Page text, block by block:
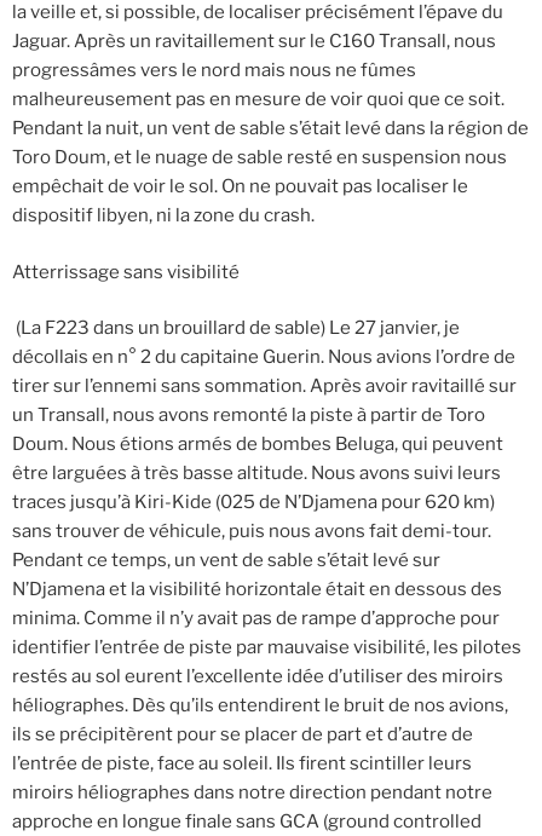
la veille et, si possible, de localiser précisément l’épave du
Jaguar. Après un ravitaillement sur le C160 Transall, nous
progressâmes vers le nord mais nous ne fûmes
malheureusement pas en mesure de voir quoi que ce soit.
Pendant la nuit, un vent de sable s’était levé dans la région de
Toro Doum, et le nuage de sable resté en suspension nous
empêchait de voir le sol. On ne pouvait pas localiser le
dispositif libyen, ni la zone du crash.
Atterrissage sans visibilité
(La F223 dans un brouillard de sable) Le 27 janvier, je
décollais en n° 2 du capitaine Guerin. Nous avions l’ordre de
tirer sur l’ennemi sans sommation. Après avoir ravitaillé sur
un Transall, nous avons remonté la piste à partir de Toro
Doum. Nous étions armés de bombes Beluga, qui peuvent
être larguées à très basse altitude. Nous avons suivi leurs
traces jusqu’à Kiri-Kide (025 de N’Djamena pour 620 km)
sans trouver de véhicule, puis nous avons fait demi-tour.
Pendant ce temps, un vent de sable s’était levé sur
N’Djamena et la visibilité horizontale était en dessous des
minima. Comme il n’y avait pas de rampe d’approche pour
identifier l’entrée de piste par mauvaise visibilité, les pilotes
restés au sol eurent l’excellente idée d’utiliser des miroirs
héliographes. Dès qu’ils entendirent le bruit de nos avions,
ils se précipitèrent pour se placer de part et d’autre de
l’entrée de piste, face au soleil. Ils firent scintiller leurs
miroirs héliographes dans notre direction pendant notre
approche en longue finale sans GCA (ground controlled